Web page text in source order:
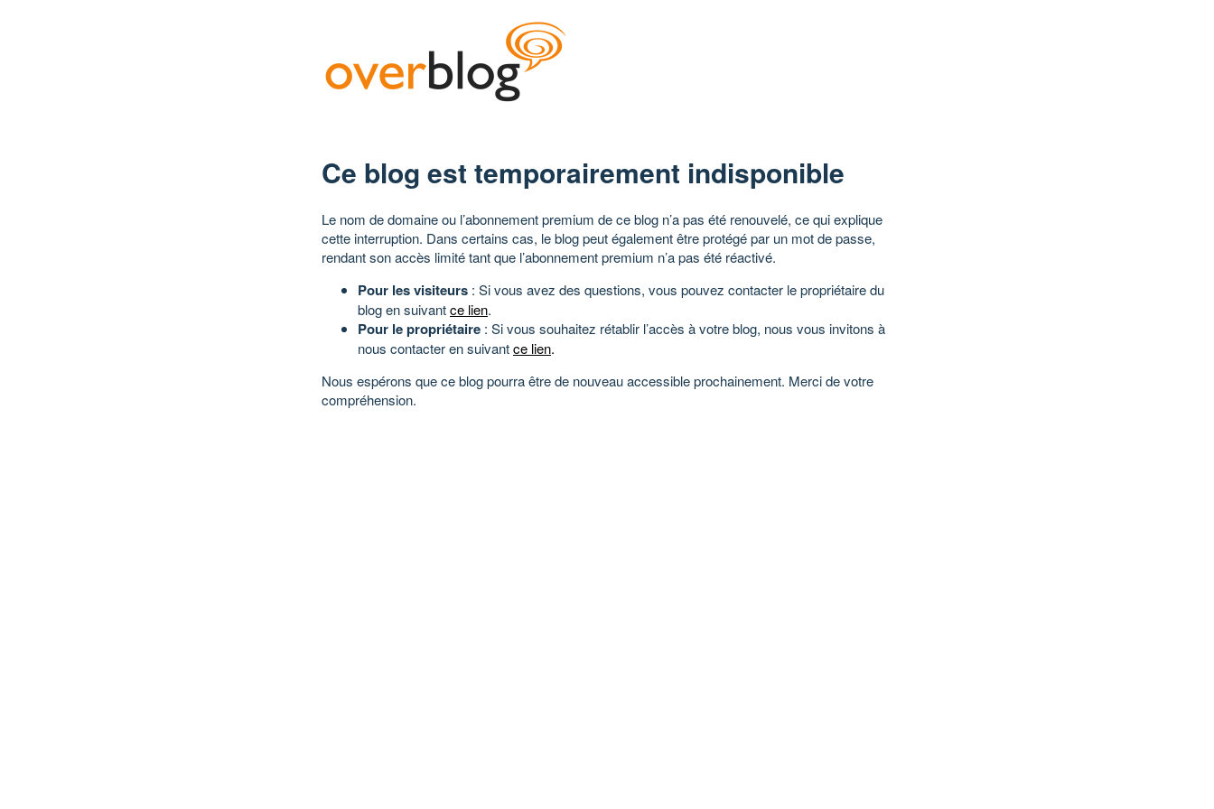
Ce blog est temporairement indisponible
Le nom de domaine ou l’abonnement premium de ce blog n’a pas été renouvelé, ce qui explique
cette interruption. Dans certains cas, le blog peut également être protégé par un mot de passe,
rendant son accès limité tant que l’abonnement premium n’a pas été réactivé.
Pour les visiteurs : Si vous avez des questions, vous pouvez contacter le propriétaire du
blog en suivantce lien.
Pour le propriétaire : Si vous souhaitez rétablir l’accès à votre blog, nous vous invitons à
nous contacter en suivantce lien.
Nous espérons que ce blog pourra être de nouveau accessible prochainement. Merci de votre
compréhension.